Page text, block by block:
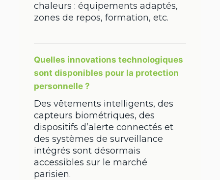
chaleurs : équipements adaptés,
zones de repos, formation, etc.
Quelles innovations technologiques
sont disponibles pour la protection
personnelle ?
Des vêtements intelligents, des
capteurs biométriques, des
dispositifs d’alerte connectés et
des systèmes de surveillance
intégrés sont désormais
accessibles sur le marché
parisien.